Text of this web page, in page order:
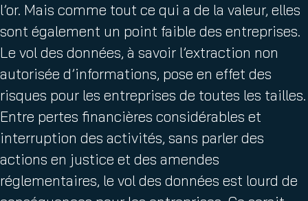
l’or. Mais comme tout ce qui a de la valeur, elles
sont également un point faible des entreprises.
Le vol des données, à savoir l’extraction non
autorisée d’informations, pose en effet des
risques pour les entreprises de toutes les tailles.
Entre pertes financières considérables et
interruption des activités, sans parler des
actions en justice et des amendes
réglementaires, le vol des données est lourd de